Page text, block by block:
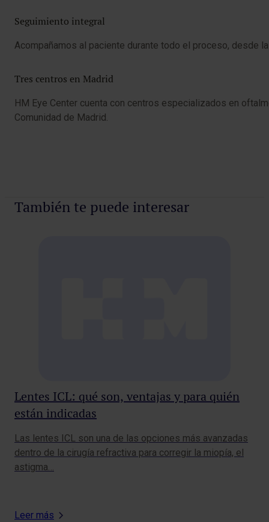
Seguimiento integral
Acompañamos al paciente durante todo el proceso, desde
Tres centros en Madrid
HM Eye Center cuenta con centros especializados en
Comunidad de Madrid.
También te puede interesar
Lentes ICL: qué son, ventajas y para quién
están indicadas
Las lentes ICL son una de las opciones más avanzadas
dentro de la cirugía refractiva para corregir la miopía, el
astigma…
Leer más